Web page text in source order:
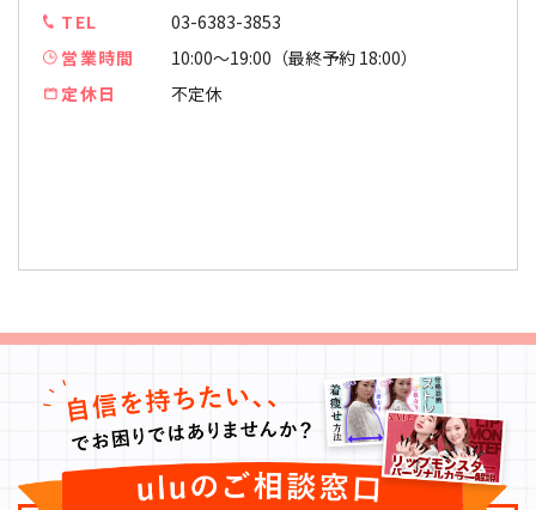
TEL
03-6383-3853
営業時間
10:00〜19:00（最終予約 18:00）
定休日
不定休